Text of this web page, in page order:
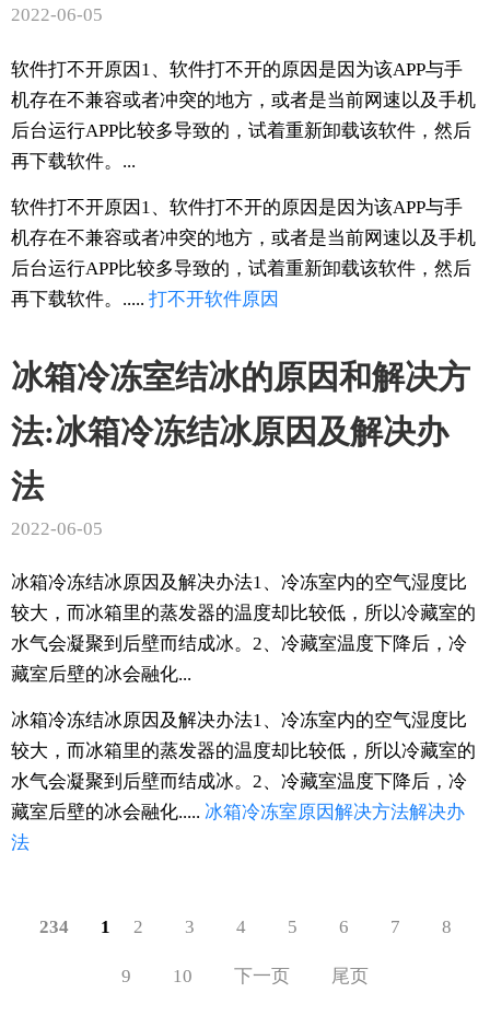
2022-06-05
软件打不开原因1、软件打不开的原因是因为该APP与手
机存在不兼容或者冲突的地方，或者是当前网速以及手机
后台运行APP比较多导致的，试着重新卸载该软件，然后
再下载软件。...
软件打不开原因1、软件打不开的原因是因为该APP与手
机存在不兼容或者冲突的地方，或者是当前网速以及手机
后台运行APP比较多导致的，试着重新卸载该软件，然后
再下载软件。..... 打不开软件原因
冰箱冷冻室结冰的原因和解决方
法:冰箱冷冻结冰原因及解决办
法
2022-06-05
冰箱冷冻结冰原因及解决办法1、冷冻室内的空气湿度比
较大，而冰箱里的蒸发器的温度却比较低，所以冷藏室的
水气会凝聚到后壁而结成冰。2、冷藏室温度下降后，冷
藏室后壁的冰会融化...
冰箱冷冻结冰原因及解决办法1、冷冻室内的空气湿度比
较大，而冰箱里的蒸发器的温度却比较低，所以冷藏室的
水气会凝聚到后壁而结成冰。2、冷藏室温度下降后，冷
藏室后壁的冰会融化..... 冰箱冷冻室原因解决方法解决办
法
234 1 2 3 4 5 6 7 8
9 10 下一页 尾页